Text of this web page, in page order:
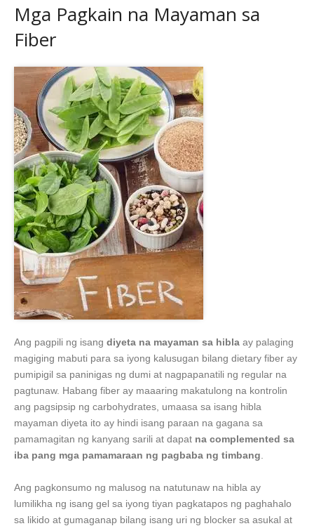
Mga Pagkain na Mayaman sa
Fiber
Ang pagpili ng isang diyeta na mayaman sa hibla ay palaging
magiging mabuti para sa iyong kalusugan bilang dietary fiber ay
pumipigil sa paninigas ng dumi at nagpapanatili ng regular na
pagtunaw. Habang fiber ay maaaring makatulong na kontrolin
ang pagsipsip ng carbohydrates, umaasa sa isang hibla
mayaman diyeta ito ay hindi isang paraan na gagana sa
pamamagitan ng kanyang sarili at dapat na complemented sa
iba pang mga pamamaraan ng pagbaba ng timbang
Ang pagkonsumo ng malusog na natutunaw na hibla ay
lumilikha ng isang gel sa iyong tiyan pagkatapos ng paghahalo
sa likido at gumaganap bilang isang uri ng blocker sa asukal at